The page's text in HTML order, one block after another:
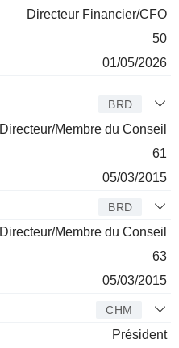
Directeur Financier/CFO
50
01/05/2026
BRD
Directeur/Membre du Conseil
61
05/03/2015
BRD
Directeur/Membre du Conseil
63
05/03/2015
CHM
Président